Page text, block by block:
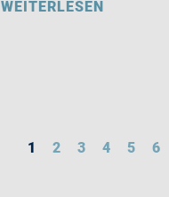
WEITERLESEN
1 2 3 4 5 6